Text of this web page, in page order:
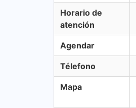
Horario de
atención
Agendar
Télefono
Mapa